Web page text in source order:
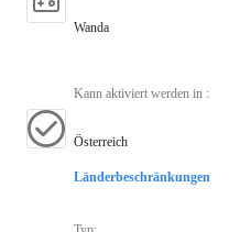
Wanda
Kann aktiviert werden in :
Österreich
Länderbeschränkungen